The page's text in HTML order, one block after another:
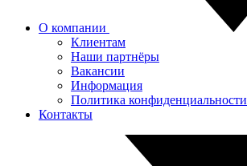
О компании
Клиентам
Наши партнёры
Вакансии
Информация
Политика конфиденциальности
Контакты